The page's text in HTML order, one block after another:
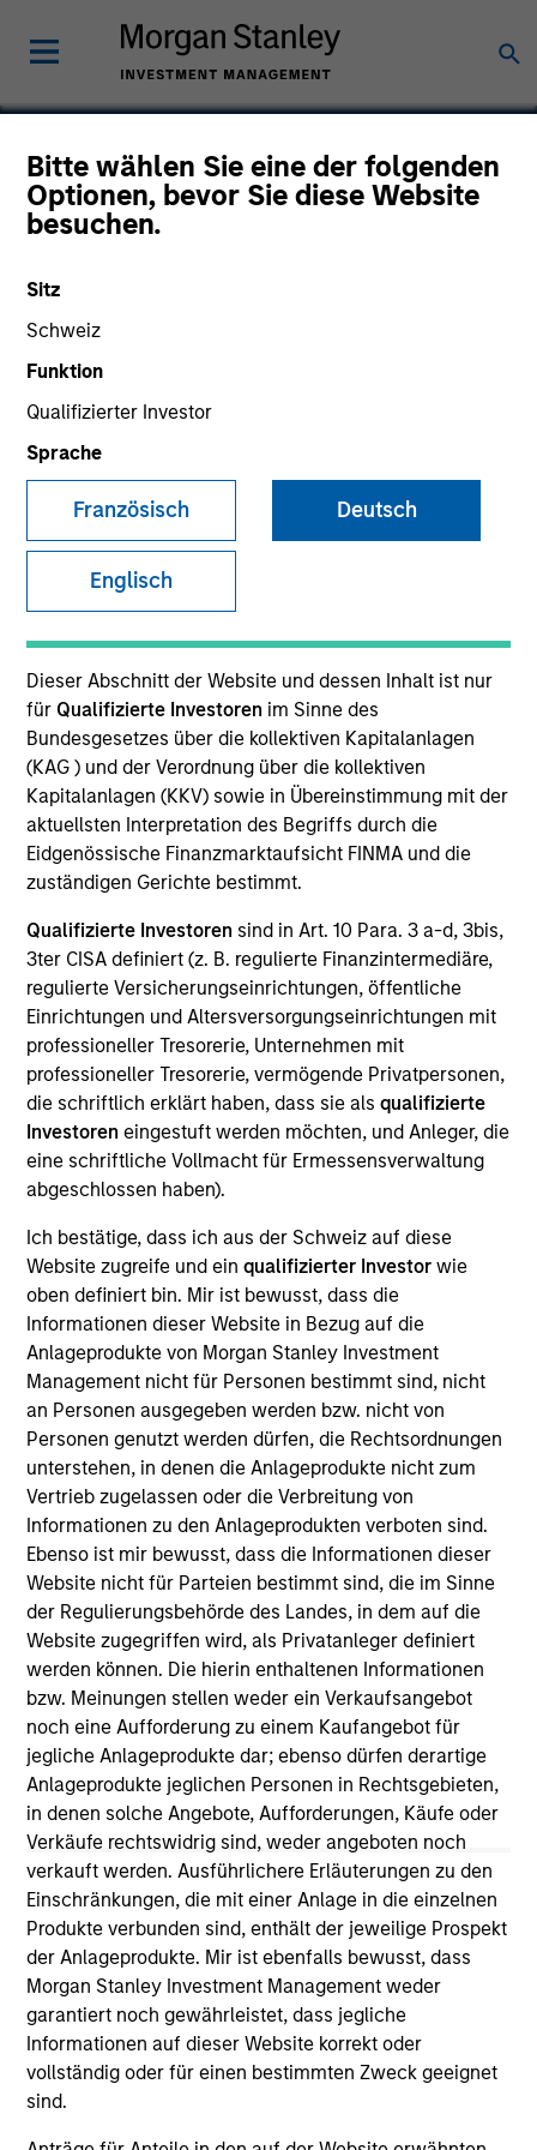
Bitte wählen Sie eine der folgenden
Optionen, bevor Sie diese Website
besuchen.
Sitz
Schweiz
Funktion
Qualifizierter Investor
Sprache
Französisch Deutsch
Englisch
Dieser Abschnitt der Website und dessen Inhalt ist nur
für Qualifizierte Investoren im Sinne des
Bundesgesetzes über die kollektiven Kapitalanlagen
(KAG ) und der Verordnung über die kollektiven
Kapitalanlagen (KKV) sowie in Übereinstimmung mit der
aktuellsten Interpretation des Begriffs durch die
Eidgenössische Finanzmarktaufsicht FINMA und die
zuständigen Gerichte bestimmt.
Qualifizierte Investoren sind in Art. 10 Para. 3 a-d, 3bis,
3ter CISA definiert (z. B. regulierte Finanzintermediäre,
regulierte Versicherungseinrichtungen, öffentliche
Einrichtungen und Altersversorgungseinrichtungen mit
professioneller Tresorerie, Unternehmen mit
professioneller Tresorerie, vermögende Privatpersonen,
die schriftlich erklärt haben, dass sie alsqualifizierte
Investoren eingestuft werden möchten, und Anleger, die
eine schriftliche Vollmacht für Ermessensverwaltung
abgeschlossen haben).
Ich bestätige, dass ich aus der Schweiz auf diese
Website zugreife und ein qualifizierter Investor wie
oben definiert bin. Mir ist bewusst, dass die
Informationen dieser Website in Bezug auf die
Anlageprodukte von Morgan Stanley Investment
Management nicht für Personen bestimmt sind, nicht
an Personen ausgegeben werden bzw. nicht von
Personen genutzt werden dürfen, die Rechtsordnungen
unterstehen, in denen die Anlageprodukte nicht zum
Vertrieb zugelassen oder die Verbreitung von
Informationen zu den Anlageprodukten verboten sind.
Ebenso ist mir bewusst, dass die Informationen dieser
Website nicht für Parteien bestimmt sind, die im Sinne
der Regulierungsbehörde des Landes, in dem auf die
Website zugegriffen wird, als Privatanleger definiert
werden können. Die hierin enthaltenen Informationen
bzw. Meinungen stellen weder ein Verkaufsangebot
noch eine Aufforderung zu einem Kaufangebot für
jegliche Anlageprodukte dar; ebenso dürfen derartige
Anlageprodukte jeglichen Personen in Rechtsgebieten,
in denen solche Angebote, Aufforderungen, Käufe oder
Verkäufe rechtswidrig sind, weder angeboten noch
verkauft werden. Ausführlichere Erläuterungen zu den
Einschränkungen, die mit einer Anlage in die einzelnen
Produkte verbunden sind, enthält der jeweilige Prospekt
der Anlageprodukte. Mir ist ebenfalls bewusst, dass
Morgan Stanley Investment Management weder
garantiert noch gewährleistet, dass jegliche
Informationen auf dieser Website korrekt oder
vollständig oder für einen bestimmten Zweck geeignet
sind.
Novasoft
SECTOR
United States
Invested on
Jun 1996
Transaction Type
Follow-On
Realization Date
Jan 2001
Creates document and workflow management systems.
Investment Team
Morgan Stanley Expansion Capital
As of July 25, 2025. The above is provided for informational
and educational purposes only. There is no guarantee that
the investment mentioned resulted in positive performance
(for realized holdings), or will perform well in the future (for
current holdings). The trademarks and service marks above
are the property of their respective owners. The information
on this website has not been authorized, sponsored, or
otherwise approved by such owners. By clicking on any
links shown here, you agree that you are navigating to a
third party site. We are providing these hyperlinks to you
only as a convenience and the inclusion of any hyperlink is
not and does not imply any endorsement, approval,
investigation, verification or monitoring by us of any
information contained in any hyperlinked site. In no event
shall we be responsible for the information contained on
the site or your use of such site.
Morgan Stanley